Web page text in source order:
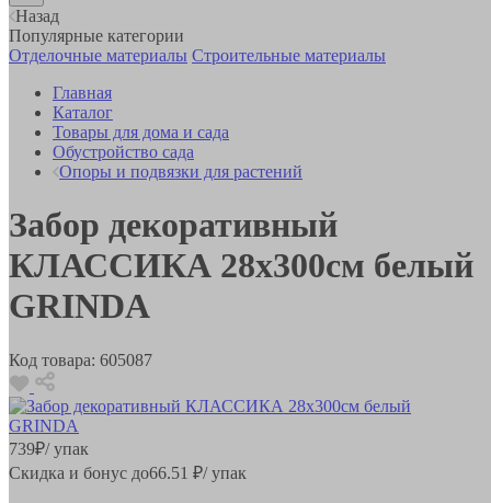
Назад
Популярные категории
Отделочные материалы Строительные материалы
Главная
Каталог
Товары для дома и сада
Обустройство сада
Опоры и подвязки для растений
Забор декоративный
КЛАССИКА 28x300см белый
GRINDA
Код товара: 605087
739₽/ упак
Скидка и бонус до66.51 ₽/ упак